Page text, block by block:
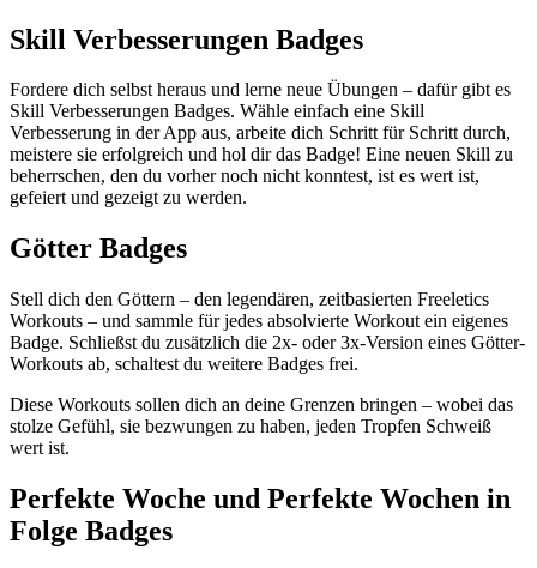
Skill Verbesserungen Badges
Fordere dich selbst heraus und lerne neue Übungen – dafür gibt es
Skill Verbesserungen Badges. Wähle einfach eine Skill
Verbesserung in der App aus, arbeite dich Schritt für Schritt durch,
meistere sie erfolgreich und hol dir das Badge! Eine neuen Skill zu
beherrschen, den du vorher noch nicht konntest, ist es wert ist,
gefeiert und gezeigt zu werden.
Götter Badges
Stell dich den Göttern – den legendären, zeitbasierten Freeletics
Workouts – und sammle für jedes absolvierte Workout ein eigenes
Badge. Schließst du zusätzlich die 2x- oder 3x-Version eines Götter-
Workouts ab, schaltest du weitere Badges frei.
Diese Workouts sollen dich an deine Grenzen bringen – wobei das
stolze Gefühl, sie bezwungen zu haben, jeden Tropfen Schweiß
wert ist.
Perfekte Woche und Perfekte Wochen in
Folge Badges